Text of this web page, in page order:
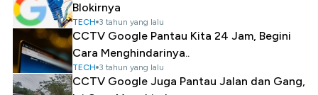
Blokirnya
TECH 3 tahun yang lalu
CCTV Google Pantau Kita 24 Jam, Begini
Cara Menghindarinya..
TECH 3 tahun yang lalu
CCTV Google Juga Pantau Jalan dan Gang,